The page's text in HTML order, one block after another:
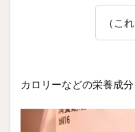
（こ
カロリーなどの栄養成